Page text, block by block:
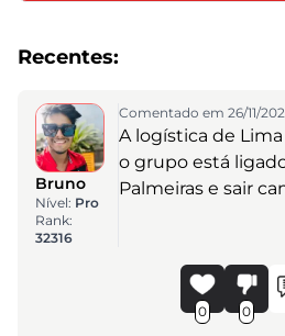
Recentes:
Bruno
Nível: Pro
Rank:
32316
Comentado em 26/11/
A logística de
o grupo está
Palmeiras e sair
0 0